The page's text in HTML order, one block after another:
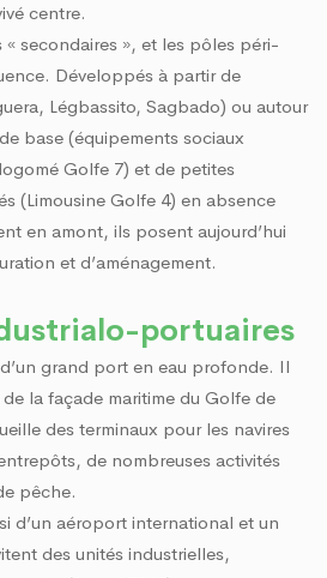
centre.
« secondaires », et les pôles péri-
Développés à partir de
Légbassito, Sagbado) ou autour
base (équipements sociaux
Golfe 7) et de petites
(Limousine Golfe 4) en absence
en amont, ils posent aujourd’hui
et d’aménagement.
portuaires
grand port en eau profonde. Il
la façade maritime du Golfe de
des terminaux pour les navires
de nombreuses activités
pêche.
d’un aéroport international et un
des unités industrielles,